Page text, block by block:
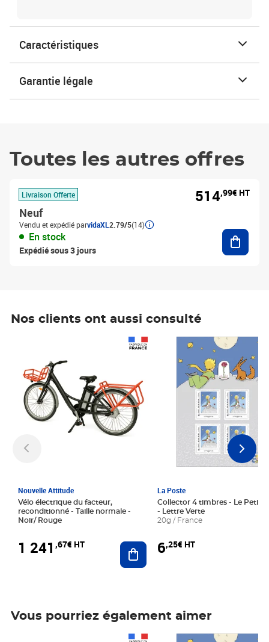
Caractéristiques
Garantie légale
Toutes les autres offres
Livraison Offerte
Neuf
Vendu et expédié parvidaXL 2.79/5(14)
En stock
Expédié sous 3 jours
514,99€ HT
Nos clients ont aussi consulté
Nouvelle Attitude
Vélo électrique du facteur,
reconditionné - Taille normale -
Noir/ Rouge
1 241 ,67€ HT Ajouter au panier
La Poste
Collector 4 timbres - Le Petit
- Lettre Verte
20g / France
6,25€ HT
Prix 6,25€ HT
Vous pourriez également aimer
Prix 6,25€ HT